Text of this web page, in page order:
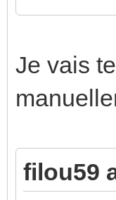
Je vais
filou59